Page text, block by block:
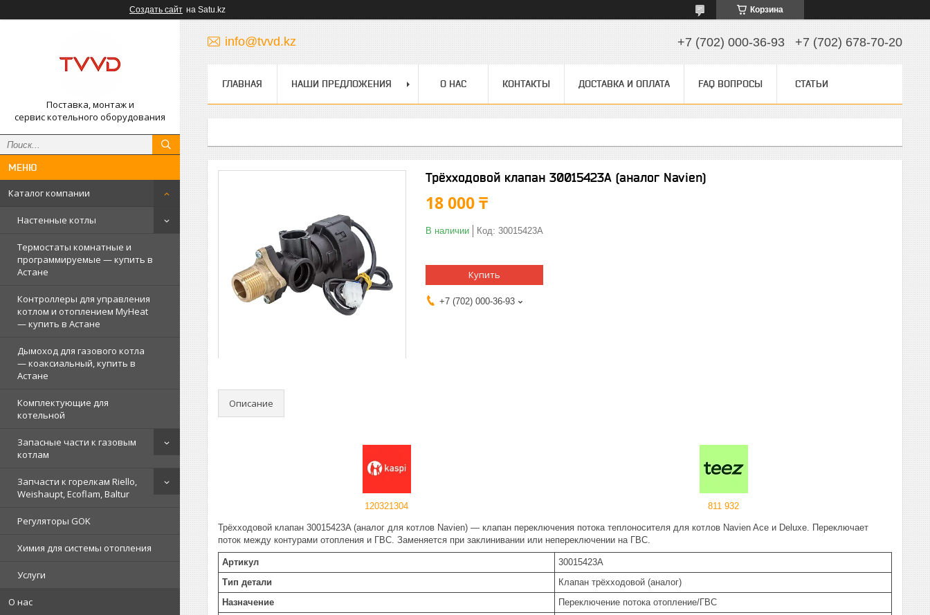
Создать сайт на Satu.kz Корзина
Поставка, монтаж и
сервис котельного оборудования
Каталог компании
Настенные котлы
Термостаты комнатные и
программируемые — купить в
Астане
Контроллеры для управления
котлом и отоплением MyHeat
— купить в Астане
Дымоход для газового котла
— коаксиальный, купить в
Астане
Комплектующие для
котельной
Запасные части к газовым
котлам
Запчасти к горелкам Riello,
Weishaupt, Ecoflam, Baltur
Регуляторы GOK
Химия для системы отопления
Услуги
О нас
info@tvvd.kz +7 (702) 000-36-93 +7 (702) 678-70-20
ГЛАВНАЯ НАШИ ПРЕДЛОЖЕНИЯ О НАС КОНТАКТЫ ДОСТАВКА И ОПЛАТА FAQ ВОПРОСЫ СТАТЬИ
Трёхходовой клапан 30015423А (аналог Navien)
18 000 ₸
В наличии Код: 30015423А
Купить
+7 (702) 000-36-93
Описание
120321304 811 932
Трёхходовой клапан 30015423A (аналог для котлов Navien) — клапан переключения потока теплоносителя для котлов Navien Ace и Deluxe. Переключает
поток между контурами отопления и ГВС. Заменяется при заклинивании или непереключении на ГВС.
Артикул
30015423A
Тип детали
Клапан трёхходовой (аналог)
Назначение
Переключение потока отопление/ГВС